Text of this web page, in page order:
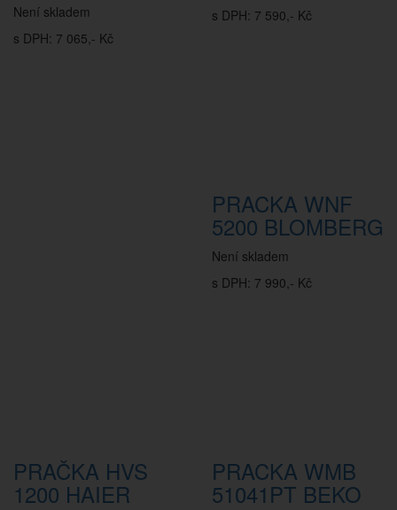
Není skladem
s DPH: 7 065,- Kč
s DPH: 7 590,- Kč
PRACKA WNF
5200 BLOMBERG
Není skladem
s DPH: 7 990,- Kč
PRAČKA HVS
1200 HAIER
PRACKA WMB
51041PT BEKO